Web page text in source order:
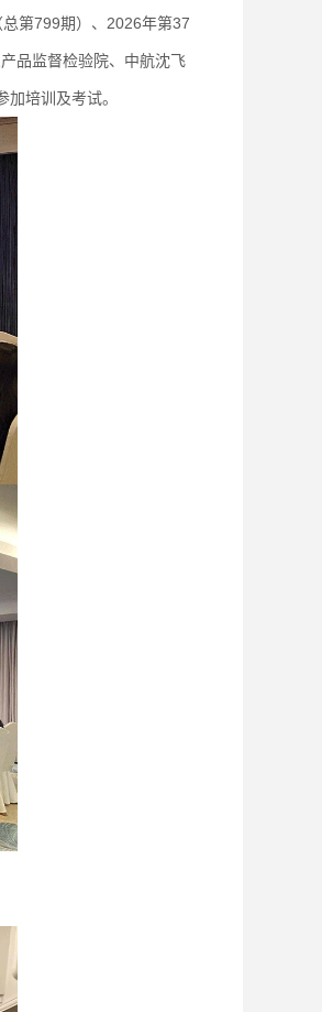
第799期）、2026年第37
品监督检验院、中航沈飞
培训及考试。